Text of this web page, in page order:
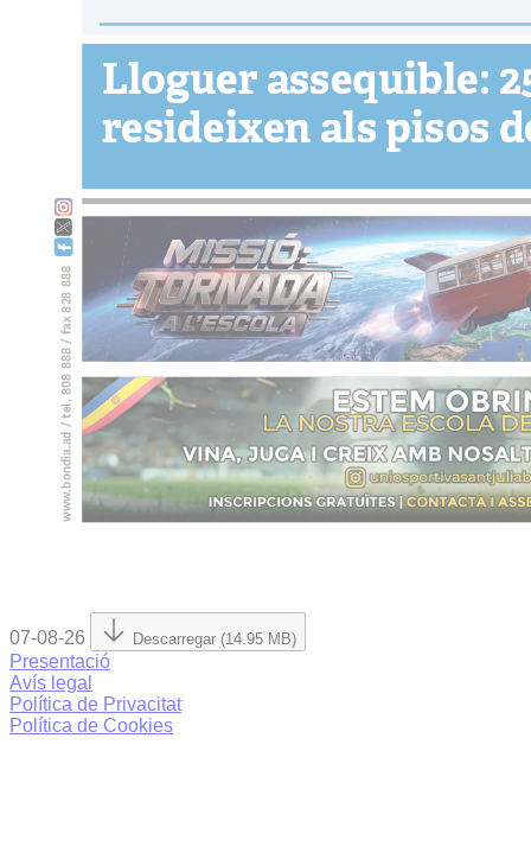
07-08-26 Descarregar (14.95 MB)
Presentació
Avís legal
Política de Privacitat
Política de Cookies